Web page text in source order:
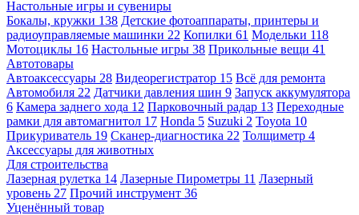
Настольные игры и сувениры
Бокалы, кружки 138 Детские фотоаппараты, принтеры и
радиоуправляемые машинки 22 Копилки 61 Модельки 118
Мотоциклы 16 Настольные игры 38 Прикольные вещи 41
Автотовары
Автоаксессуары 28 Видеорегистратор 15 Всё для ремонта
Автомобиля 22 Датчики давления шин 9 Запуск аккумулятора
6 Камера заднего хода 12 Парковочный радар 13 Переходные
рамки для автомагнитол 17 Honda 5 Suzuki 2 Toyota 10
Прикуриватель 19 Сканер-диагностика 22 Толщиметр 4
Аксессуары для животных
Для строительства
Лазерная рулетка 14 Лазерные Пирометры 11 Лазерный
уровень 27 Прочий инструмент 36
Уценённый товар